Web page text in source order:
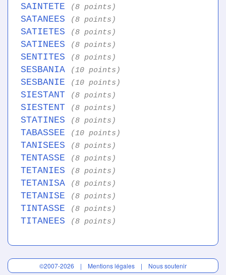
SAINTETE (8 points)
SATANEES (8 points)
SATIETES (8 points)
SATINEES (8 points)
SENTITES (8 points)
SESBANIA (10 points)
SESBANIE (10 points)
SIESTANT (8 points)
SIESTENT (8 points)
STATINES (8 points)
TABASSEE (10 points)
TANISEES (8 points)
TENTASSE (8 points)
TETANIES (8 points)
TETANISA (8 points)
TETANISE (8 points)
TINTASSE (8 points)
TITANEES (8 points)
©2007-2026 | Mentions légales | Nous soutenir